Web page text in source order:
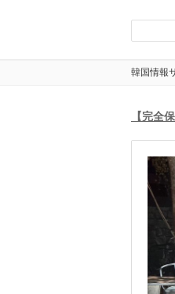
韓国情報
【完全